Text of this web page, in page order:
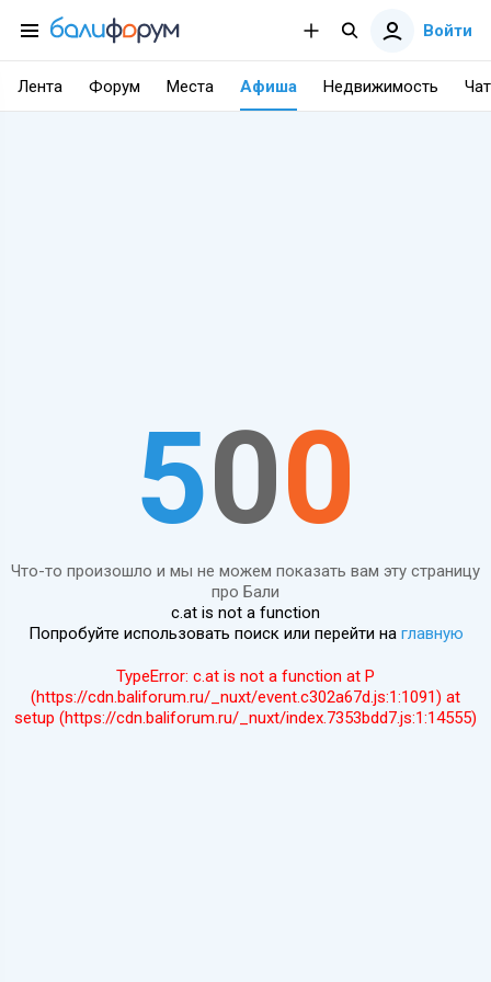
Войти
Лента Форум Места Афиша Недвижимость Чат
500
Что-то произошло и мы не можем показать вам эту страницу
про Бали
c.at is not a function
Попробуйте использовать поиск или перейти на главную
TypeError: c.at is not a function at P
(https://cdn.baliforum.ru/_nuxt/event.c302a67d.js:1:1091) at
setup (https://cdn.baliforum.ru/_nuxt/index.7353bdd7.js:1:14555)